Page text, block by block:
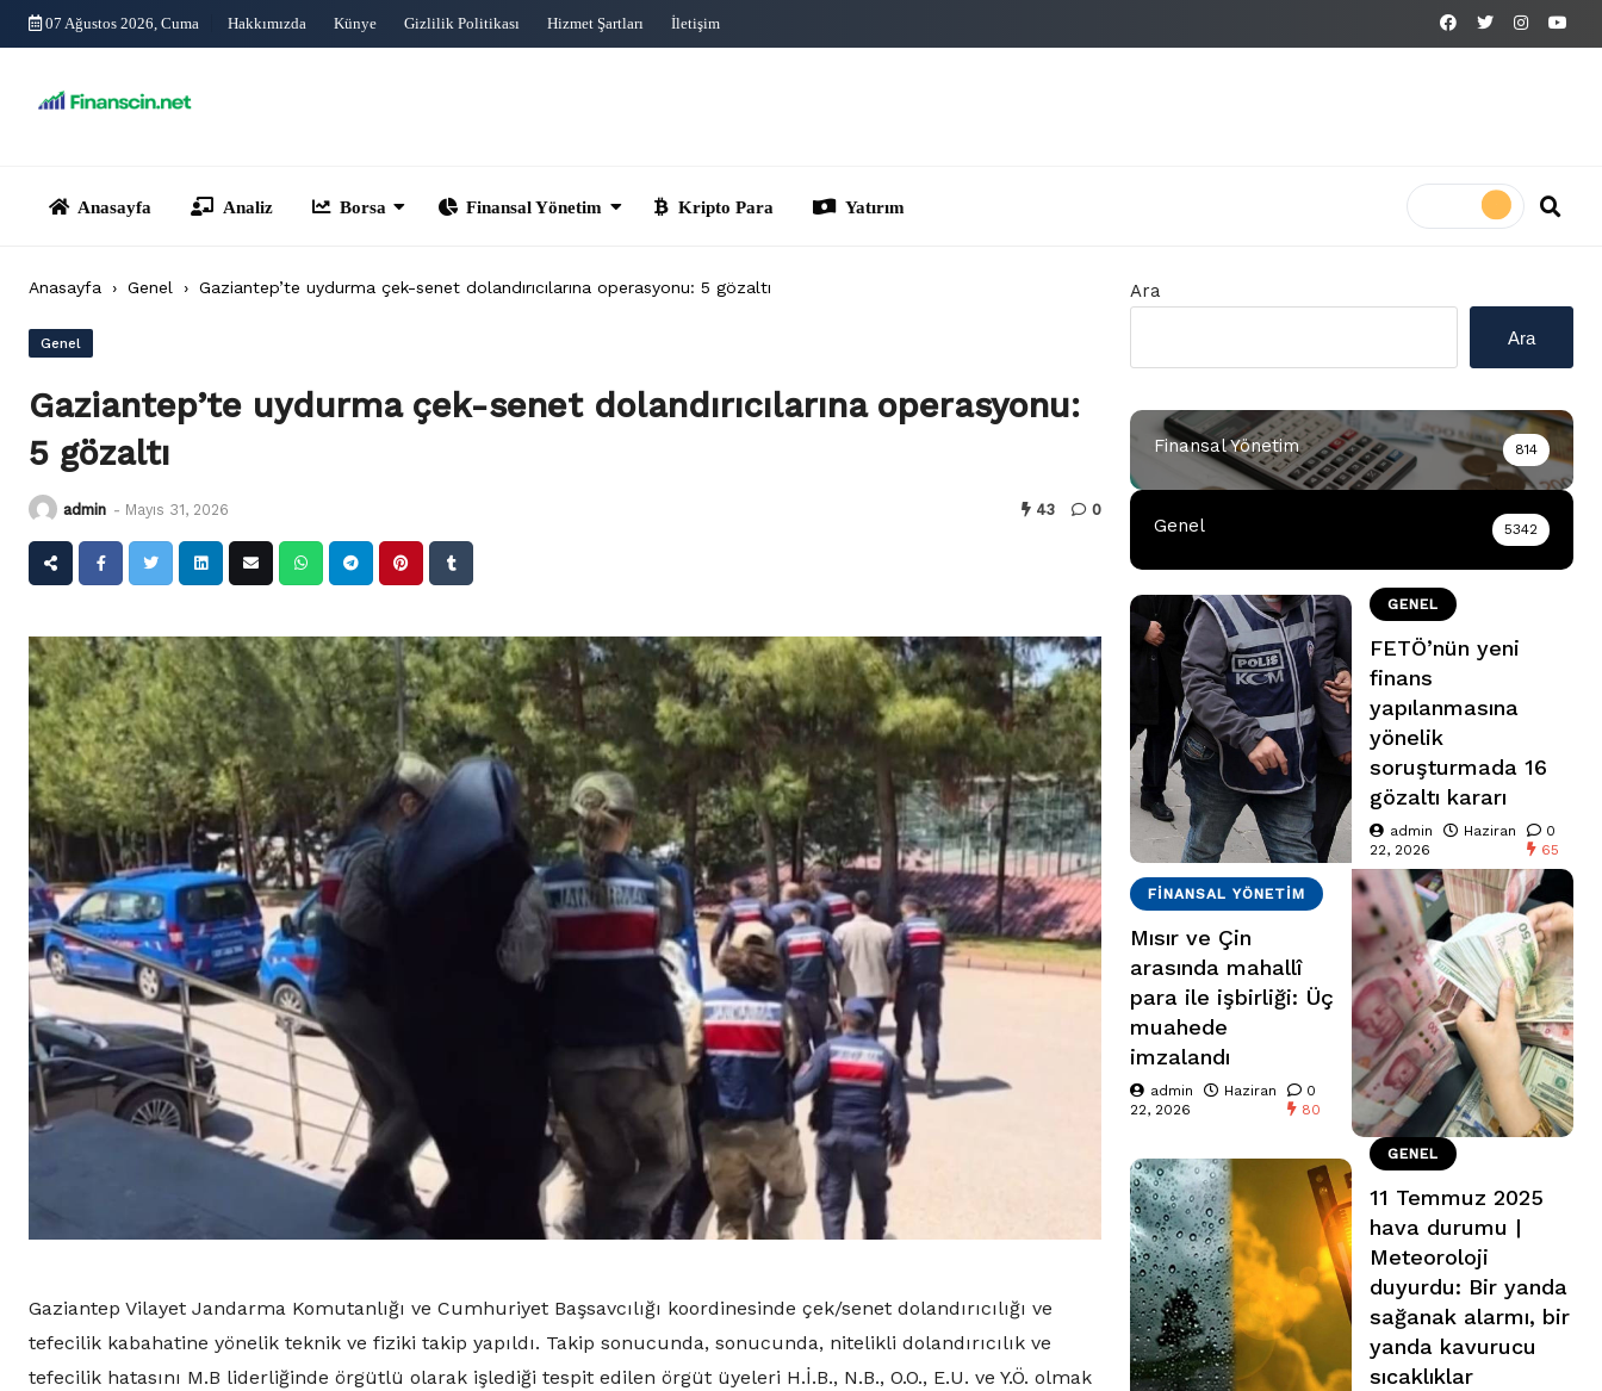
Skip
07 Ağustos 2026, Cuma Hakkımızda Künye Gizlilik Politikası Hizmet Şartları İletişim
Anasayfa › Genel › Gaziantep’te uydurma çek-senet dolandırıcılarına operasyonu: 5 gözaltı
Genel
Gaziantep’te uydurma çek-senet dolandırıcılarına operasyonu:
5 gözaltı
admin - Mayıs 31, 2026 43 0
Gaziantep Vilayet Jandarma Komutanlığı ve Cumhuriyet Başsavcılığı koordinesinde çek/senet dolandırıcılığı ve
tefecilik kabahatine yönelik teknik ve fiziki takip yapıldı. Takip sonucunda, sonucunda, nitelikli dolandırıcılık ve
tefecilik hatasını M.B liderliğinde örgütlü olarak işlediği tespit edilen örgüt üyeleri H.İ.B., N.B., O.O., E.U. ve Y.Ö. olmak
Ara
Ara
Finansal Yönetim 814
Genel 5342
GENEL
FETÖ’nün yeni
finans
yapılanmasına
yönelik
soruşturmada 16
gözaltı kararı
admin
Haziran
22, 2026
0
65
FINANSAL YÖNETIM
Mısır ve Çin
arasında mahallî
para ile işbirliği: Üç
muahede
imzalandı
admin
Haziran
22, 2026
0
80
GENEL
11 Temmuz 2025
hava durumu |
Meteoroloji
duyurdu: Bir yanda
sağanak alarmı, bir
yanda kavurucu
sıcaklıklar